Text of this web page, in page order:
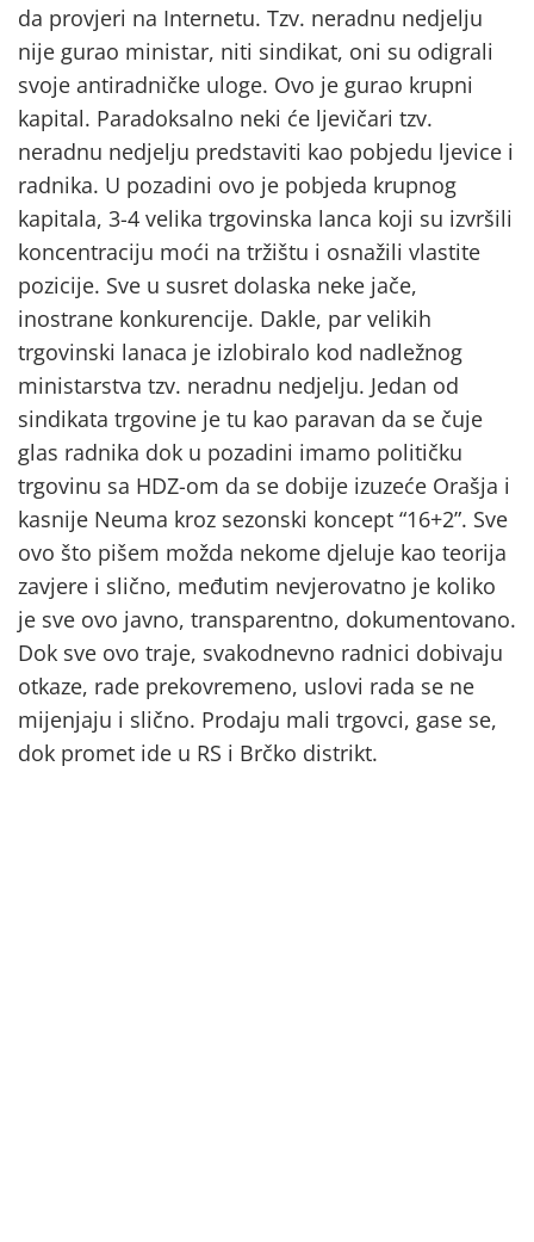
da provjeri na Internetu. Tzv. neradnu nedjelju
nije gurao ministar, niti sindikat, oni su odigrali
svoje antiradničke uloge. Ovo je gurao krupni
kapital. Paradoksalno neki će ljevičari tzv.
neradnu nedjelju predstaviti kao pobjedu ljevice i
radnika. U pozadini ovo je pobjeda krupnog
kapitala, 3-4 velika trgovinska lanca koji su izvršili
koncentraciju moći na tržištu i osnažili vlastite
pozicije. Sve u susret dolaska neke jače,
inostrane konkurencije. Dakle, par velikih
trgovinski lanaca je izlobiralo kod nadležnog
ministarstva tzv. neradnu nedjelju. Jedan od
sindikata trgovine je tu kao paravan da se čuje
glas radnika dok u pozadini imamo političku
trgovinu sa HDZ-om da se dobije izuzeće Orašja i
kasnije Neuma kroz sezonski koncept “16+2”. Sve
ovo što pišem možda nekome djeluje kao teorija
zavjere i slično, međutim nevjerovatno je koliko
je sve ovo javno, transparentno, dokumentovano.
Dok sve ovo traje, svakodnevno radnici dobivaju
otkaze, rade prekovremeno, uslovi rada se ne
mijenjaju i slično. Prodaju mali trgovci, gase se,
dok promet ide u RS i Brčko distrikt.